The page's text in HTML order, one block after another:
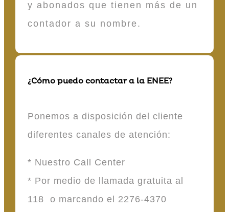
y abonados que tienen más de un
contador a su nombre.
¿Cómo puedo contactar a la ENEE?
Ponemos a disposición del cliente
diferentes canales de atención:
* Nuestro Call Center
* Por medio de llamada gratuita al
118 o marcando el 2276-4370